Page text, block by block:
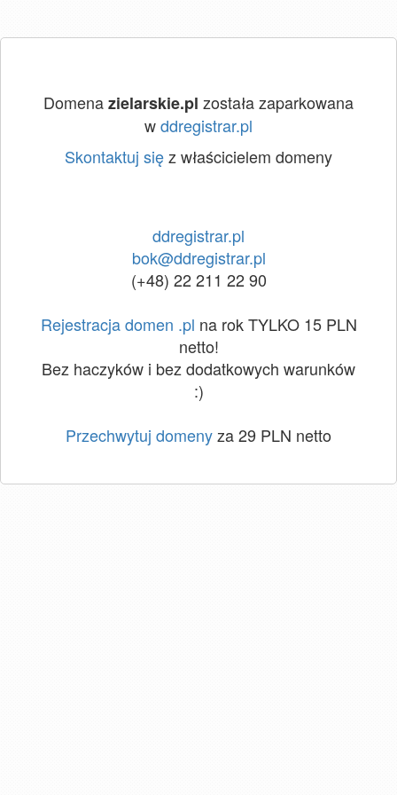
Domenazielarskie.pl została zaparkowana
wddregistrar.pl
Skontaktuj sięz właścicielem domeny
ddregistrar.pl
bok@ddregistrar.pl
(+48) 22 211 22 90
Rejestracja domen .pl na rok TYLKO 15 PLN
netto!
Bez haczyków i bez dodatkowych warunków
:)
Przechwytuj domenyza 29 PLN netto